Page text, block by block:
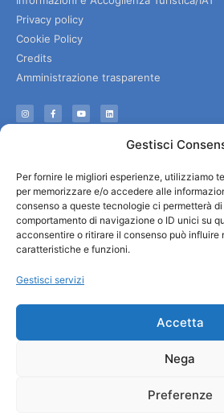
Gestisci
Per fornire le migliori esperienze, utilizziamo
per memorizzare e/o accedere alle
consenso a queste tecnologie ci permetterà
comportamento di navigazione o ID unici su
acconsentire o ritirare il consenso può influire
caratteristiche e funzioni.
Gestisci servizi
Accetta
Nega
Preferenze
Privacy policy
Cookie Policy
Credits
Amministrazione trasparente
Servizi utili
Download brochures
© All rights reserved